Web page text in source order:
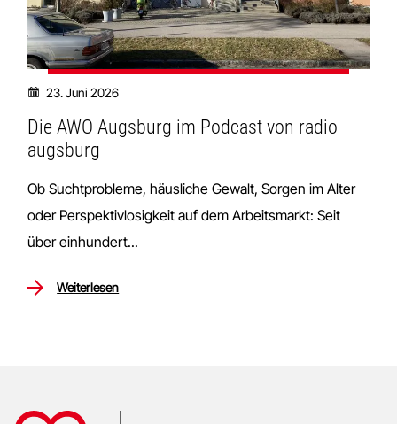
Die AWO Augsburg im Podcast von radio
augsburg
23. Juni 2026
Ob Suchtprobleme, häusliche Gewalt, Sorgen im Alter
oder Perspektivlosigkeit auf dem Arbeitsmarkt: Seit
über einhundert...
Weiterlesen